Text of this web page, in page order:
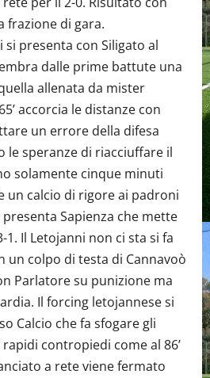
frazione di gara.
presenta con Siligato al
dalle prime battute una
allenata da mister
accorcia le distanze con
un errore della difesa
le speranze di riacciuffare il
solamente cinque minuti
un calcio di rigore ai padroni
Sapienza che mette
Il Letojanni non ci sta si fa
un colpo di testa di Cannavoò
Parlatore su punizione ma
Il forcing letojannese si
Calcio che fa sfogare gli
contropiedi come al 86’
a rete viene fermato